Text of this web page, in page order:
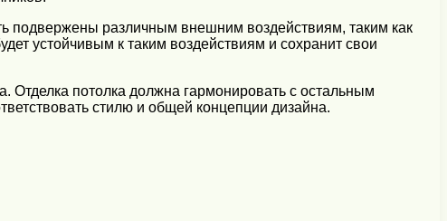
подвержены различным внешним воздействиям, таким как
устойчивым к таким воздействиям и сохранит свои
Отделка потолка должна гармонировать с остальным
стилю и общей концепции дизайна.